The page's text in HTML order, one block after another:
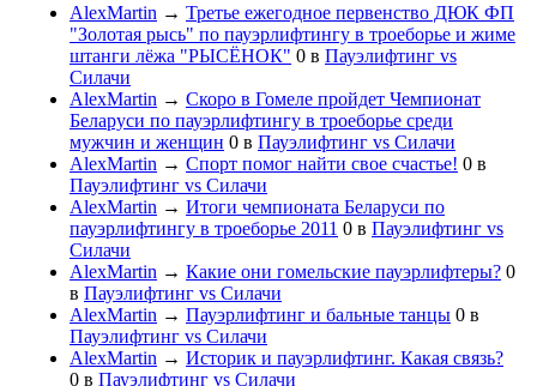
AlexMartin → Третье ежегодное первенство ДЮК ФП
"Золотая рысь" по пауэрлифтингу в троеборье и жиме
штанги лёжа "РЫСЁНОК" 0 в Пауэлифтинг vs
Силачи
AlexMartin → Скоро в Гомеле пройдет Чемпионат
Беларуси по пауэрлифтингу в троеборье среди
мужчин и женщин 0 в Пауэлифтинг vs Силачи
AlexMartin → Спорт помог найти свое счастье! 0 в
Пауэлифтинг vs Силачи
AlexMartin → Итоги чемпионата Беларуси по
пауэрлифтингу в троеборье 2011 0 в Пауэлифтинг vs
Силачи
AlexMartin → Какие они гомельские пауэрлифтеры? 0
в Пауэлифтинг vs Силачи
AlexMartin → Пауэрлифтинг и бальные танцы 0 в
Пауэлифтинг vs Силачи
AlexMartin → Историк и пауэрлифтинг. Какая связь?
0 в Пауэлифтинг vs Силачи